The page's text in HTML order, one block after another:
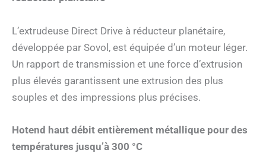
L’extrudeuse Direct Drive à réducteur planétaire,
développée par Sovol, est équipée d’un moteur léger.
Un rapport de transmission et une force d’extrusion
plus élevés garantissent une extrusion des plus
souples et des impressions plus précises.
Hotend haut débit entièrement métallique pour des
températures jusqu’à 300 °C